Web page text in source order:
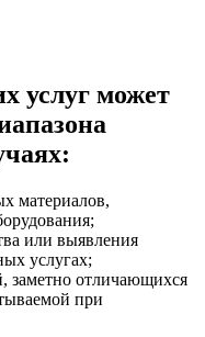
услуг может
материалов,
или выявления
услугах;
заметно отличающихся
при